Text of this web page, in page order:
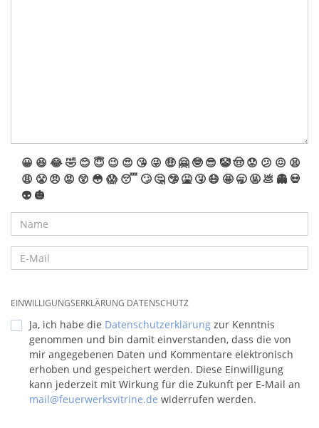
😀 😆 😂🤣 😊 😇 😉 😍 😘 😜 🤑 🤗 🤓 😎 🤡🤠 😟 😕 😖 😫
😩 😤 😠 😡 😲 😳 😱 😴 🙄 🤔 🤥 🤮 🤧 😷 🤩 🥱 🤬 💩 👻 💀
👽 🎃
EINWILLIGUNGSERKLÄRUNG DATENSCHUTZ
Ja, ich habe die Datenschutzerklärung zur Kenntnis
genommen und bin damit einverstanden, dass die von
mir angegebenen Daten und Kommentare elektronisch
erhoben und gespeichert werden. Diese Einwilligung
kann jederzeit mit Wirkung für die Zukunft per E-Mail an
mail@feuerwerksvitrine.de widerrufen werden.